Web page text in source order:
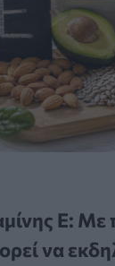
Ε: Με
να